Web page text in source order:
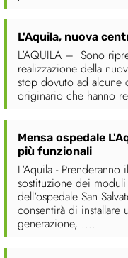
L'Aquila, nuova
L’AQUILA – Sono
realizzazione della
stop dovuto ad alcune
originario che hanno
Mensa ospedale
più funzionali
L'Aquila -
sostituzione dei
dell'ospedale San
consentirà di installare
generazione, ....